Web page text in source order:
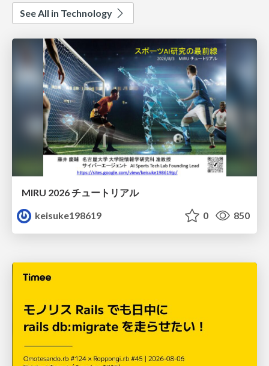
See All in Technology
MIRU 2026 チュートリアル
keisuke198619
0 850